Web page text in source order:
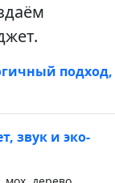
подход,
звук и эко-